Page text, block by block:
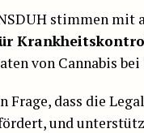
stimmen mit
von Cannabis
dass die
und